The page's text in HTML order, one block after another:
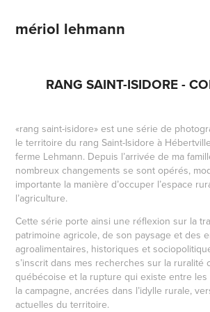
mériol lehmann
RANG SAINT-ISIDORE -
«rang saint-isidore» est une série de
le territoire du rang Saint-Isidore à
ferme Lehmann. Depuis l’arrivée de ma
nombreux changements se sont opérés,
importante la manière d’occuper l’espace
l’agriculture.
Cette série porte ainsi une réflexion sur la
patrimoine agricole, de son paysage et des
agroalimentaires, historiques et
s’inscrit dans mes recherches sur la ruralité
québécoise et la rupture qui existe entre
la campagne, ancrées dans l’idylle rurale,
actuelles du territoire.